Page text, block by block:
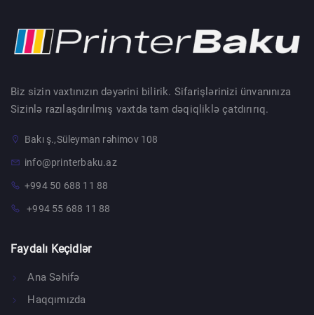
Biz sizin vaxtınızın dəyərini bilirik. Sifarişlərinizi ünvanınıza
Sizinlə razılaşdırılmış vaxtda tam dəqiqliklə çatdırırıq.
Bakı ş.,Süleyman rəhimov 108
info@printerbaku.az
+994 50 688 11 88
+994 55 688 11 88
Faydalı Keçidlər
Ana Səhifə
Haqqımızda